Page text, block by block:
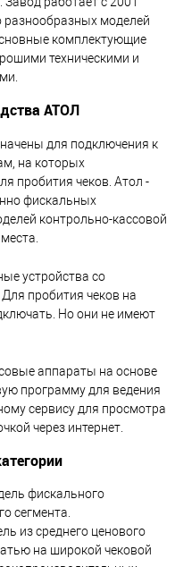
разнообразных моделей
комплектующие
техническими и
АТОЛ
для подключения к
на которых
пробития чеков. Атол -
фискальных
контрольно-кассовой
устройства со
пробития чеков на
Но они не имеют
аппараты на основе
программу для ведения
сервису для просмотра
через интернет.
фискального
сегмента.
из среднего ценового
на широкой чековой